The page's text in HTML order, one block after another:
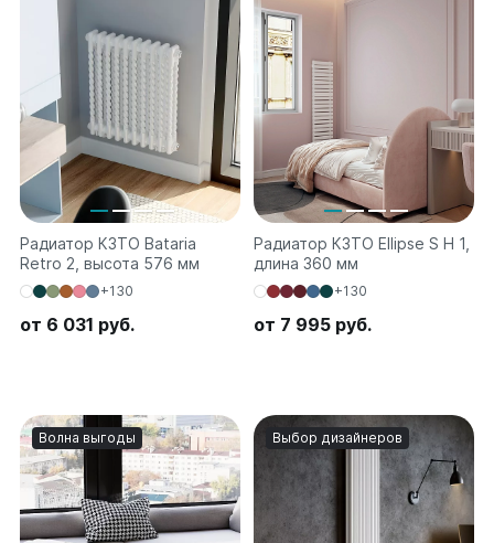
Соло
Соло В
Соло Г
Параллели
Параллели В
Параллели Г
Quadrum 30 V
Quadrum 50 V
Quadrum 60 H
Quadrum 60 V
Quadrum NEO
Радиатор КЗТО Bataria
Retro 2, высота 576 мм
+130
от 6 031 руб.
Радиатор КЗТО Ellipse S H 1,
длина 360 мм
+130
от 7 995 руб.
Волна выгоды Выбор дизайнеров